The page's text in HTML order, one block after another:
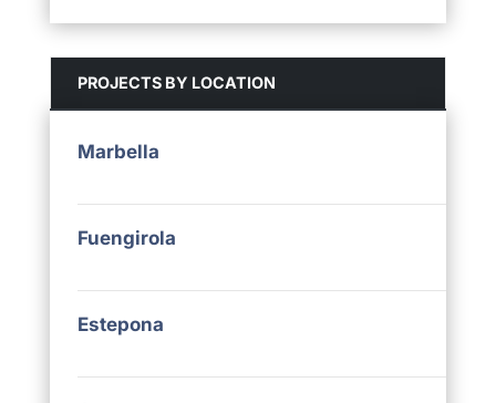
PROJECTS BY LOCATION
Marbella
Fuengirola
Estepona